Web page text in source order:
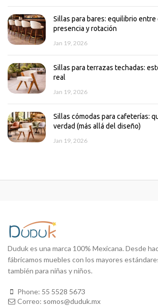
Sillas para bares: equilibrio entre
presencia y rotación
Jan 19, 2026
Sillas para terrazas techadas:
real
Jan 19, 2026
Sillas cómodas para cafeterías:
verdad (más allá del diseño)
Jan 19, 2026
Duduk es una marca 100% Mexicana. Desde
fábricamos muebles con los mayores
también para niñas y niños.
Phone: 55 5528 5673
Correo: somos@duduk.mx